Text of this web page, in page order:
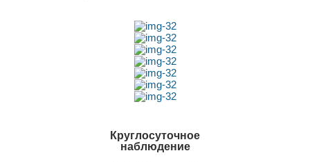
Круглосуточное
наблюдение